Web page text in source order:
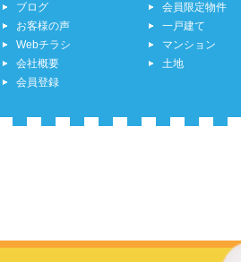
ブログ
お客様の声
Webチラシ
会社概要
会員登録
会員限定物件
一戸建て
マンション
土地